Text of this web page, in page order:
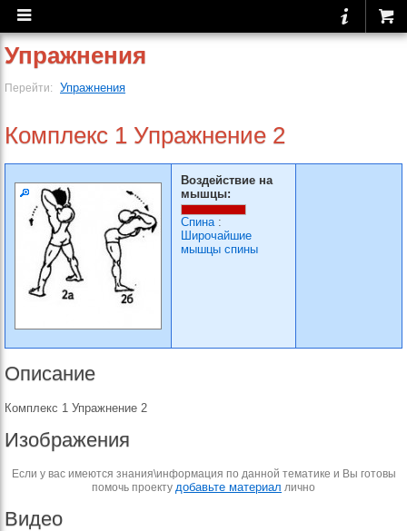
Упражнения
Перейти: Упражнения
Комплекс 1 Упражнение 2
Воздействие на
мышцы:
Спина:
Широчайшие
мышцы спины
Описание
Комплекс 1 Упражнение 2
Изображения
Если у вас имеются знания\информация по данной тематике и Вы готовы
помочь проекту добавьте материал лично
Видео